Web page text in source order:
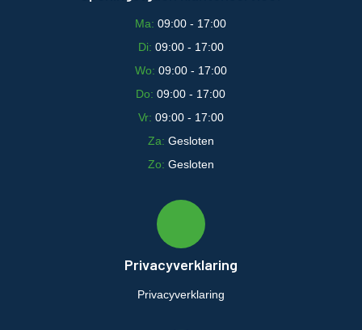
Ma:09:00 - 17:00
Di: 09:00 - 17:00
Wo: 09:00 - 17:00
Do:09:00 - 17:00
Vr: 09:00 - 17:00
Za: Gesloten
Zo: Gesloten
Privacyverklaring
Privacyverklaring